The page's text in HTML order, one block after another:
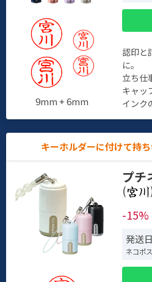
9mm + 6mm
認印と
に。
立ち仕
キャッ
インク
キーホルダーに付けて持
プチ
(
-15%
発送
ネコポ